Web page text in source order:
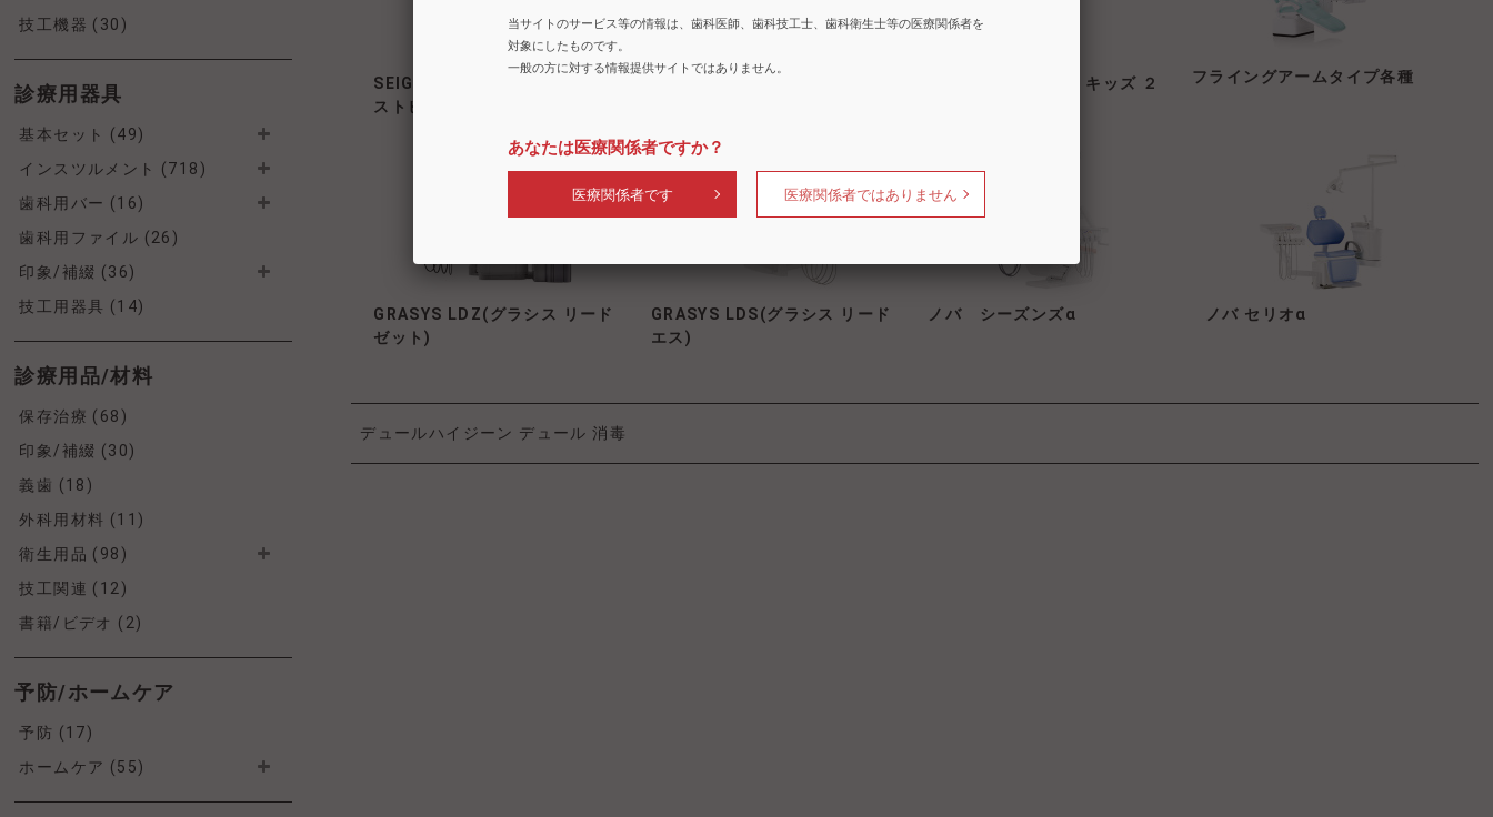
技工機器 (30)
診療用器具
基本セット (49)
インスツルメント (718)
歯科用バー (16)
歯科用ファイル (26)
印象/補綴 (36)
技工用器具 (14)
診療用品/材料
保存治療 (68)
印象/補綴 (30)
義歯 (18)
外科用材料 (11)
衛生用品 (98)
技工関連 (12)
書籍/ビデオ (2)
予防/ホームケア
予防 (17)
ホームケア (55)
SEIGA NV Style（セイガ ネク
ストビジョンスタイル）
CREST VEGA（クレストベ
デンタル・ユニット・キッズ ２ フライングアームタイプ各種
GRASYS LDZ(グラシス リード
ゼット)
GRASYS LDS(グラシス リード
エス)
ノバ シーズンズα ノバ セリオα
デュールハイジーン デュール 消毒
当サイトのサービス等の情報は、歯科医師、歯科技工士、歯科衛生士等の医療関係者を
対象にしたものです。
一般の方に対する情報提供サイトではありません。
あなたは医療関係者ですか？
医療関係者です 医療関係者ではありません